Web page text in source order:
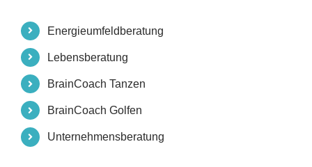
Energieumfeldberatung
Lebensberatung
BrainCoach Tanzen
BrainCoach Golfen
Unternehmensberatung